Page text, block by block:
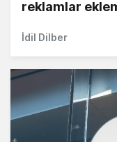
reklamlar
İdil Dilber